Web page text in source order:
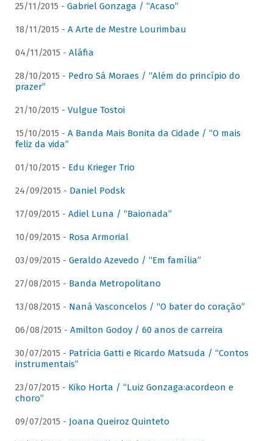
25/11/2015 - Gabriel Gonzaga / “Acaso”
18/11/2015 - A Arte de Mestre Lourimbau
04/11/2015 - Aláfia
28/10/2015 - Pedro Sá Moraes / “Além do princípio do
prazer”
21/10/2015 - Vulgue Tostoi
15/10/2015 - A Banda Mais Bonita da Cidade / “O mais
feliz da vida”
01/10/2015 - Edu Krieger Trio
24/09/2015 - Daniel Podsk
17/09/2015 - Adiel Luna / “Baionada”
10/09/2015 - Rosa Armorial
03/09/2015 - Geraldo Azevedo / “Em família”
27/08/2015 - Banda Metropolitano
13/08/2015 - Naná Vasconcelos / “O bater do coração”
06/08/2015 - Amilton Godoy / 60 anos de carreira
30/07/2015 - Patrícia Gatti e Ricardo Matsuda / “Contos
instrumentais”
23/07/2015 - Kiko Horta / “Luiz Gonzaga:acordeon e
choro”
09/07/2015 - Joana Queiroz Quinteto